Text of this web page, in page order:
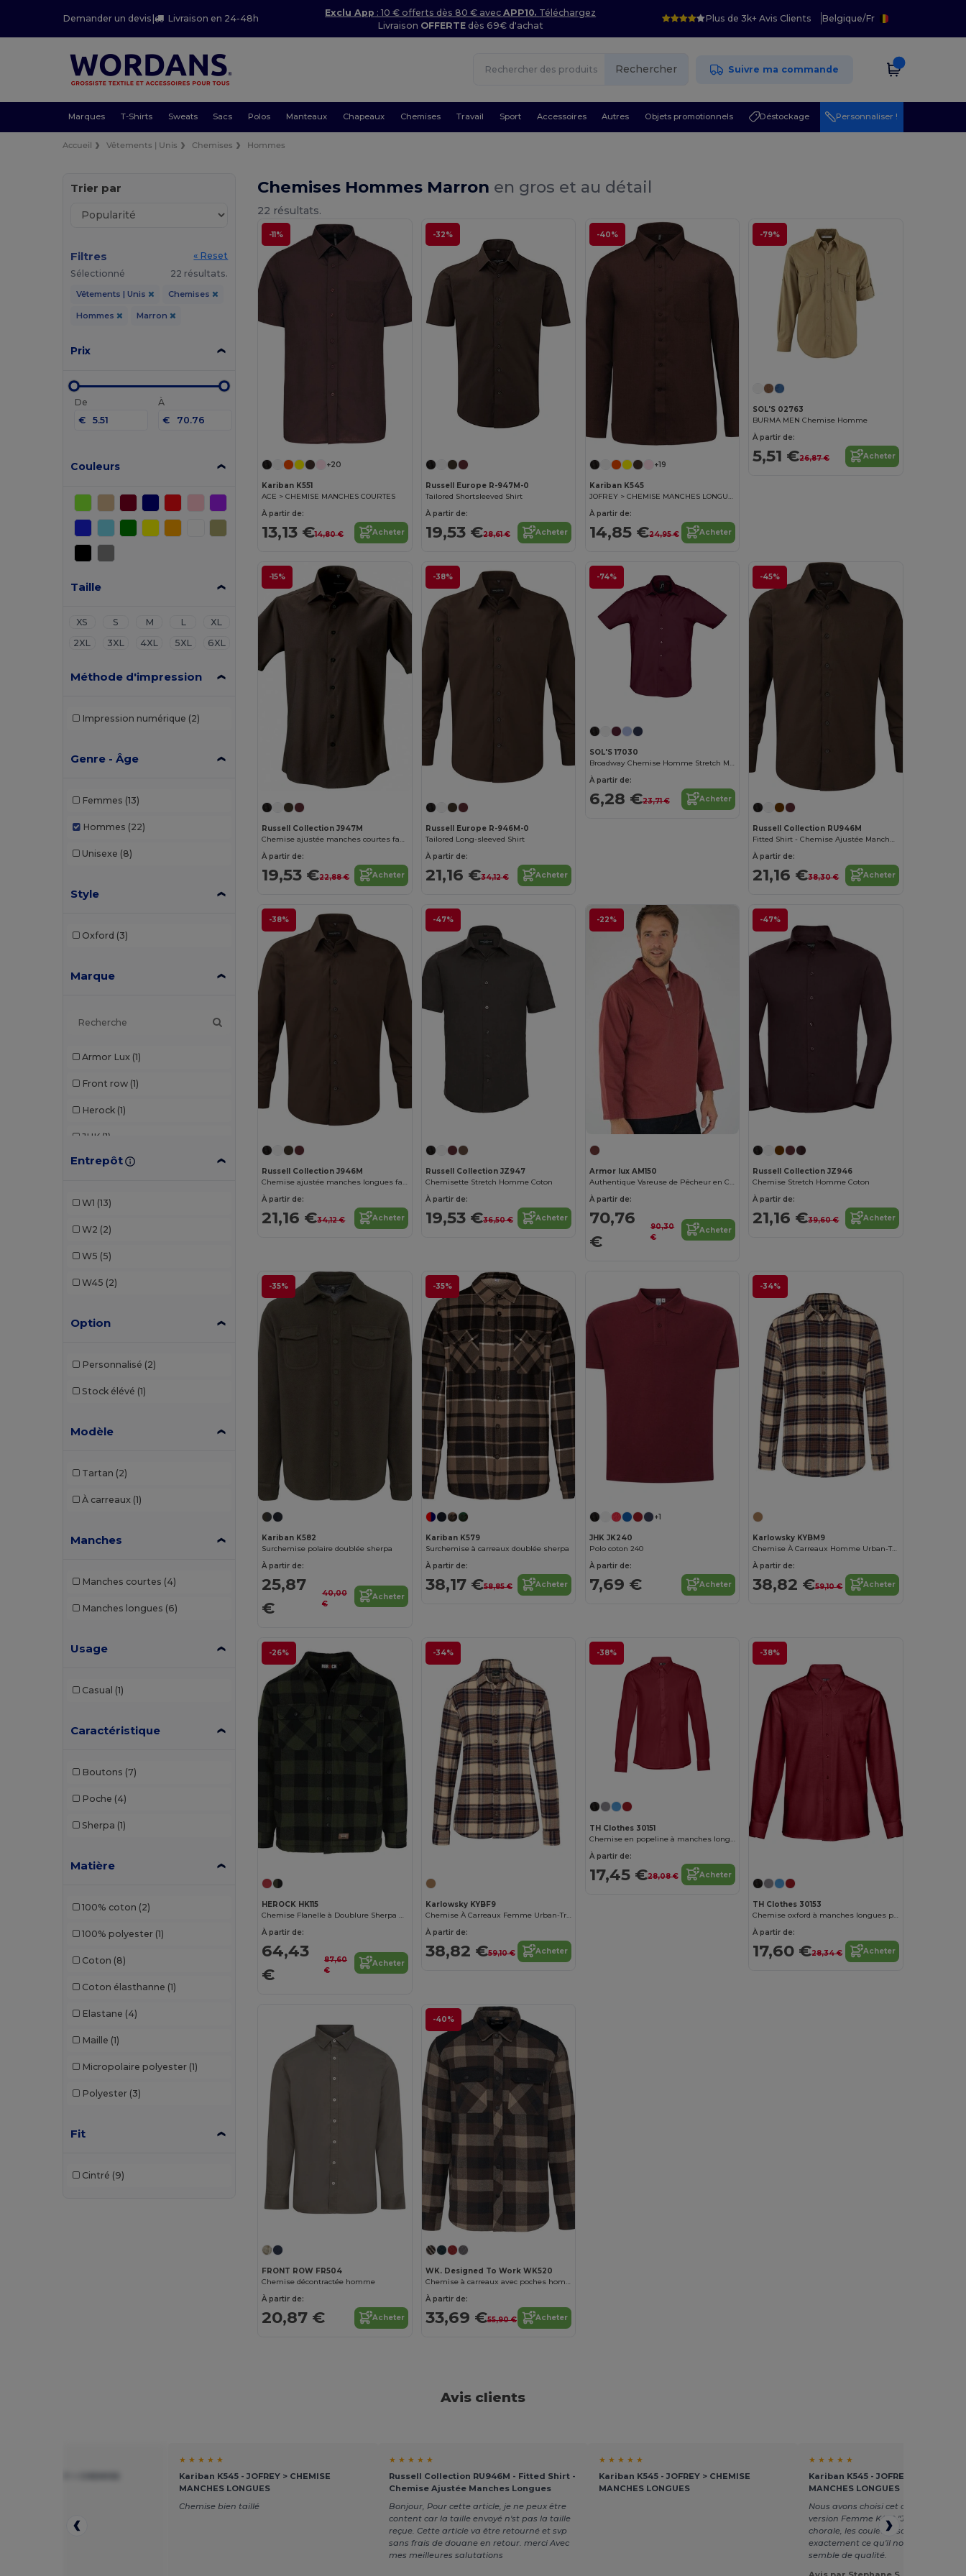
Demander un devis | Livraison en 24-48h
Exclu App : 10 € offerts dès 80 € avecAPP10. Téléchargez
Livraison OFFERTE dès 69€ d'achat
Plus de 3k+ Avis Clients Belgique/Fr
Rechercher Suivre ma commande
Marques T-Shirts Sweats Sacs Polos Manteaux Chapeaux Chemises Travail Sport Accessoires Autres Objets promotionnels Déstockage Personnaliser !
Accueil Vêtements | Unis Chemises Hommes
Trier par
Filtres
« Reset
Sélectionné
22 résultats.
Vêtements | Unis Chemises
Hommes Marron
Prix
De
€
À
€
Couleurs
Taille
XS S M L
XL
2XL
3XL 4XL 5XL 6XL
Méthode d'impression
Impression numérique (2)
Genre - Âge
Femmes (13)
Hommes (22)
Unisexe (8)
Style
Oxford (3)
Marque
Armor Lux (1)
Front row (1)
Herock (1)
JHK (1)
Kariban (4)
WK. Designed To Work
Entrepôt
W1 (13)
W2 (2)
W5 (5)
W45 (2)
Option
Personnalisé (2)
Stock élévé (1)
Modèle
Tartan (2)
À carreaux (1)
Manches
Manches courtes (4)
Manches longues (6)
Usage
Casual (1)
Caractéristique
Boutons (7)
Poche (4)
Sherpa (1)
Matière
100% coton (2)
100% polyester (1)
Coton (8)
Coton élasthanne (1)
Elastane (4)
Maille (1)
Micropolaire polyester (1)
Polyester (3)
Fit
Cintré (9)
Chemises Hommes Marron en gros et au détail
22 résultats.
-11%
+20
Kariban K551
ACE > CHEMISE MANCHES COURTES
À partir de:
13,13 €14,80 € Acheter
-32%
Russell Europe R-947M-0
Tailored Shortsleeved Shirt
À partir de:
19,53 €28,61 € Acheter
-40%
+19
Kariban K545
JOFREY > CHEMISE MANCHES LONGUES
À partir de:
14,85 €24,95 € Acheter
-79%
SOL'S 02763
BURMA MEN Chemise Homme
À partir de:
5,51 €26,87 € Acheter
-15%
Russell Collection J947M
Chemise ajustée manches courtes facile d’entretien
À partir de:
19,53 €22,88 € Acheter
-38%
Russell Europe R-946M-0
Tailored Long-sleeved Shirt
À partir de:
21,16 €34,12 € Acheter
-74%
SOL'S 17030
Broadway Chemise Homme Stretch Manches Courtes
À partir de:
6,28 €23,71 € Acheter
-45%
Russell Collection RU946M
Fitted Shirt - Chemise Ajustée Manches Longues
À partir de:
21,16 €38,30 € Acheter
-38%
Russell Collection J946M
Chemise ajustée manches longues facile d’entretien
À partir de:
21,16 €34,12 € Acheter
-47%
Russell Collection JZ947
Chemisette Stretch Homme Coton
À partir de:
19,53 €36,50 € Acheter
-22%
Armor lux AM150
Authentique Vareuse de Pêcheur en Coton
À partir de:
70,76
€
90,30
€
Acheter
-47%
Russell Collection JZ946
Chemise Stretch Homme Coton
À partir de:
21,16 €39,60 € Acheter
-35%
Kariban K582
Surchemise polaire doublée sherpa
À partir de:
25,87
€
40,00
€
Acheter
-35%
Kariban K579
Surchemise à carreaux doublée sherpa
À partir de:
38,17 €58,85 € Acheter
+1
JHK JK240
Polo coton 240
À partir de:
7,69 € Acheter
-34%
Karlowsky KYBM9
Chemise À Carreaux Homme Urban-Trend
À partir de:
38,82 €59,10 € Acheter
-26%
HEROCK HK115
Chemise Flanelle à Doublure Sherpa Confort
À partir de:
64,43
€
87,60
€
Acheter
-34%
Karlowsky KYBF9
Chemise À Carreaux Femme Urban-Trend
À partir de:
38,82 €59,10 € Acheter
-38%
TH Clothes 30151
Chemise en popeline à manches longues pour hommes
À partir de:
17,45 €28,08 € Acheter
-38%
TH Clothes 30153
Chemise oxford à manches longues pour hommes
À partir de:
17,60 €28,34 € Acheter
FRONT ROW FR504
Chemise décontractée homme
À partir de:
20,87 € Acheter
-40%
WK. Designed To Work WK520
Chemise à carreaux avec poches homme
À partir de:
33,69 €55,90 € Acheter
Avis clients
★ ★ ★ ★ ★
Kariban K545 - JOFREY > CHEMISE
MANCHES LONGUES
Chemise bien taillé
★ ★ ★ ★ ★
Russell Collection RU946M - Fitted Shirt -
Chemise Ajustée Manches Longues
Bonjour, Pour cette article, je ne peux être
content car la taille envoyé n'st pas la taille
reçue. Cette article va être retourné et svp
sans frais de douane en retour. merci Avec
mes meilleures salutations
★ ★ ★ ★ ★
Kariban K545 - JOFREY > CHEMISE
MANCHES LONGUES
★ ★ ★ ★ ★
Kariban K545 - JOFREY > CHEMISE
MANCHES LONGUES
Nous avons choisi cet article, ainsi
version Femme K459 "Jessica" pour
chorale, les couleurs sont vives, c'est
exactement ce qu'il nous fallait. La
semble de qualité.